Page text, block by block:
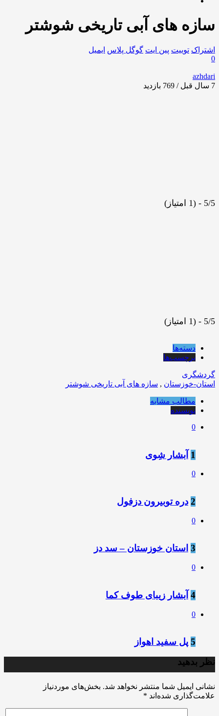
سازه های آبی تاریخی شوشتر
اشتراک توییت پین ایت گوگل‌ پلاس ایمیل
0
azhdari
7 سال قبل / 769
بازدید
5/5 - (1 امتیاز)
5/5 - (1 امتیاز)
دسته‌ها
برچسب‌ها
گردشگری
استان-خوزستان , سازه های آبی تاریخی شوشتر
مطالب مشابه
نویسنده
0
1 آبشار شِوی
0
2 دره توبیرون دزفول
0
3 استان خوزستان – سد دز
0
4 آبشار زیبای طوف کما
0
5 پل سفید اهواز
نظر بدهید
نشانی ایمیل شما منتشر نخواهد شد. بخش‌های موردنیاز
علامت‌گذاری شده‌اند *